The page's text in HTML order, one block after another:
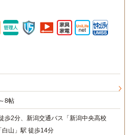
8帖
歩2分、新潟交通バス「新潟中央高校
山」駅 徒歩14分